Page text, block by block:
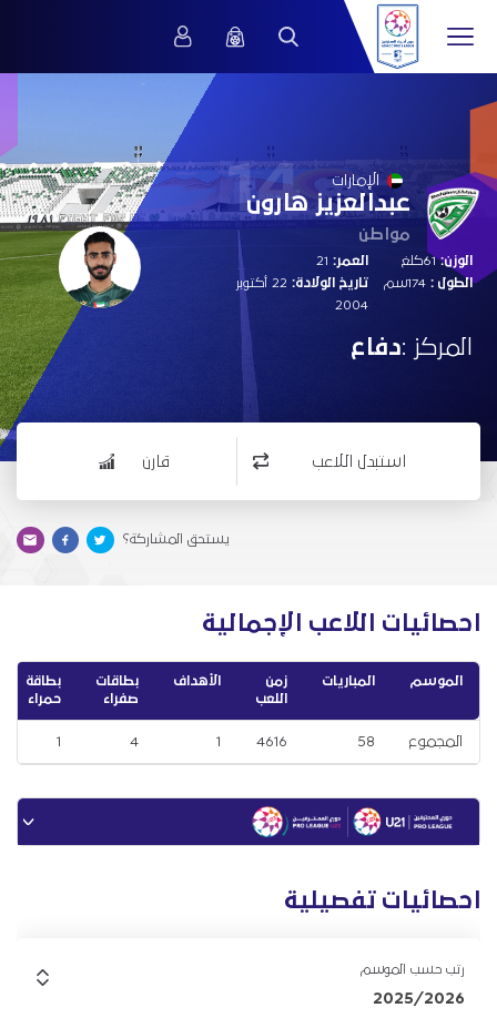
14 الإمارات
عبدالعزيز هارون
مواطن
الوزن:61كلغ
الطول :
العمر:
تاريخ الولادة:
22 أكتوبر
2004
المركز :دفاع
استبدل اللاعب قارن
يستحق المشاركة؟
احصائيات اللاعب الإجمالية
الموسم المباريات
زمن
اللعب
الأهداف
بطاقات
صفراء
بطاقة
حمراء
المجموع 58
4616
1
4
1
احصائيات تفصيلية
رتب حسب الموسم
2025/2026